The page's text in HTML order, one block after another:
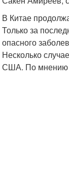
В Китае
Только за
опасного
Несколько
США. По мнению